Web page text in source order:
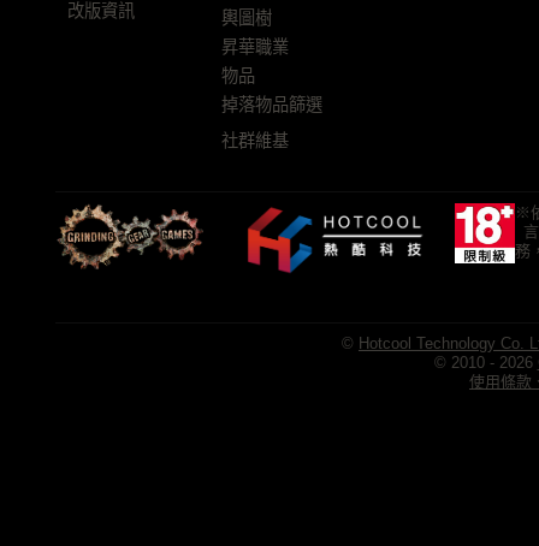
改版資訊
輿圖樹
昇華職業
物品
掉落物品篩選
社群維基
※
務
© Hotcool Technology Co.
© 2010 - 2026
使用條款